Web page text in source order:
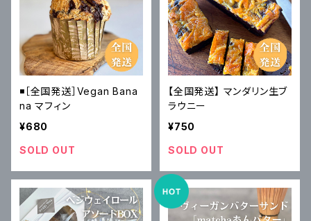
◾️［全国発送］Vegan Bana
na マフィン
¥680
SOLD OUT
【全国発送】 マンダリン生ブ
ラウニー
¥750
SOLD OUT